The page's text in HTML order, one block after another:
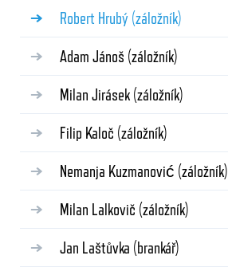
Robert Hrubý (záložník)
Adam Jánoš (záložník)
Milan Jirásek (záložník)
Filip Kaloč (záložník)
Nemanja Kuzmanović (záložník)
Milan Lalkovič (záložník)
Jan Laštůvka (brankář)